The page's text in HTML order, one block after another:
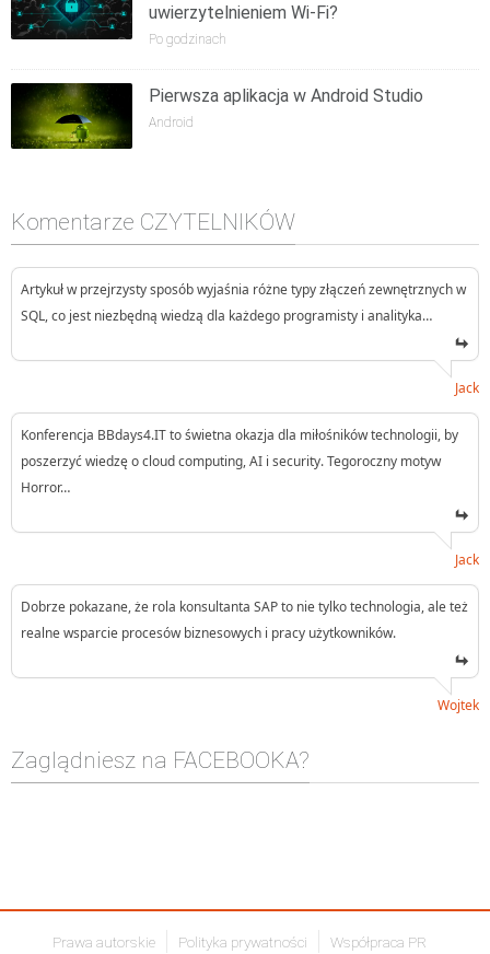
uwierzytelnieniem Wi-Fi?
Po godzinach
Pierwsza aplikacja w Android Studio
Android
Komentarze CZYTELNIKÓW
Artykuł w przejrzysty sposób wyjaśnia różne typy złączeń zewnętrznych w
SQL, co jest niezbędną wiedzą dla każdego programisty i analityka…
Jack
Konferencja BBdays4.IT to świetna okazja dla miłośników technologii, by
poszerzyć wiedzę o cloud computing, AI i security. Tegoroczny motyw
Horror…
Jack
Dobrze pokazane, że rola konsultanta SAP to nie tylko technologia, ale też
realne wsparcie procesów biznesowych i pracy użytkowników.
Wojtek
Zaglądniesz na FACEBOOKA?
Prawa autorskie Polityka prywatności Współpraca PR